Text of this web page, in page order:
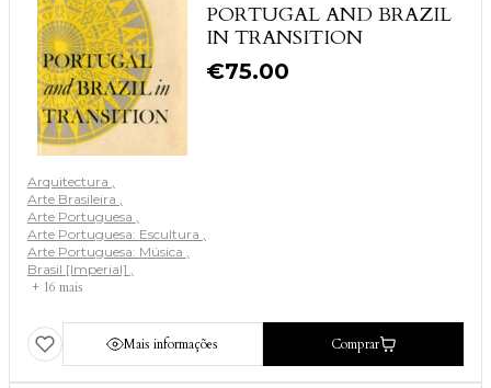
PORTUGAL AND BRAZIL
IN TRANSITION
€75.00
Arquitectura
Arte Brasileira
Arte Portuguesa
Arte Portuguesa: Escultura
Arte Portuguesa: Música
Brasil [Imperial]
+ 16 mais
Mais informações Comprar